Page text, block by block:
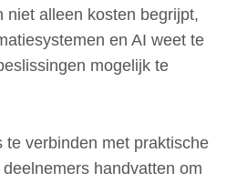
niet alleen kosten begrijpt,
en AI weet te
mogelijk te
te verbinden met praktische
handvatten om